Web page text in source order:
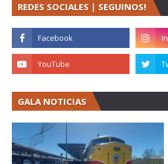
REDES SOCIALES | SEGUINOS!
GALA NOTICIAS